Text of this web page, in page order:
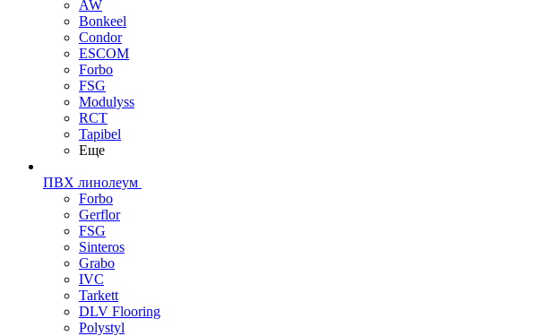
AW
Bonkeel
Condor
ESCOM
Forbo
FSG
Modulyss
RCT
Tapibel
Еще
ПВХ линолеум
Forbo
Gerflor
FSG
Sinteros
Grabo
IVC
Tarkett
DLV Flooring
Polystyl